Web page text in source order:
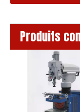
Produits